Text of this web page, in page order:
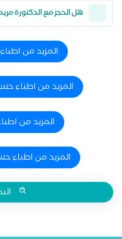
هل الحجز مع الدكتورة
المزيد من اطباء
المزيد من اطباء
المزيد من
المزيد من اطباء